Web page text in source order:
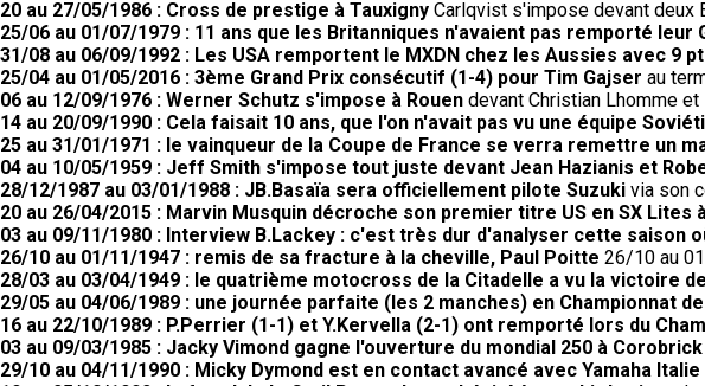
20 au 27/05/1986 : Cross de prestige à Tauxigny Carlqvist s'impose devant deux
25/06 au 01/07/1979 : 11 ans que les Britanniques n'avaient pas remporté leur
31/08 au 06/09/1992 : Les USA remportent le MXDN chez les Aussies avec 9
25/04 au 01/05/2016 : 3ème Grand Prix consécutif (1-4) pour Tim Gajser au
06 au 12/09/1976 : Werner Schutz s'impose à Rouen devant Christian Lhomme
14 au 20/09/1990 : Cela faisait 10 ans, que l'on n'avait pas vu une équipe
25 au 31/01/1971 : le vainqueur de la Coupe de France se verra remettre un
04 au 10/05/1959 : Jeff Smith s'impose tout juste devant Jean Hazianis et
28/12/1987 au 03/01/1988 : JB.Basaïa sera officiellement pilote Suzuki via son
20 au 26/04/2015 : Marvin Musquin décroche son premier titre US en SX Lites
03 au 09/11/1980 : Interview B.Lackey : c'est très dur d'analyser cette saison
26/10 au 01/11/1947 : remis de sa fracture à la cheville, Paul Poitte 26/10 au
28/03 au 03/04/1949 : le quatrième motocross de la Citadelle a vu la victoire de
29/05 au 04/06/1989 : une journée parfaite (les 2 manches) en Championnat
16 au 22/10/1989 : P.Perrier (1-1) et Y.Kervella (2-1) ont remporté lors du
03 au 09/03/1985 : Jacky Vimond gagne l'ouverture du mondial 250 à
29/10 au 04/11/1990 : Micky Dymond est en contact avancé avec Yamaha Italie